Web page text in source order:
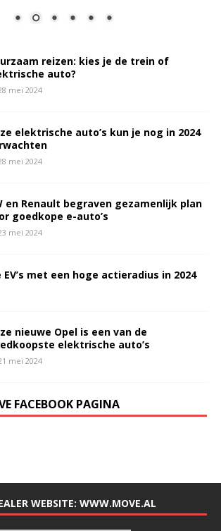
reizen: kies je de trein of
auto?
mei 2024
elektrische auto’s kun je nog in 2024
mei 2024
en Renault begraven gezamenlijk plan
goedkope e-auto’s
mei 2024
met een hoge actieradius in 2024
nieuwe Opel is een van de
elektrische auto’s
mei 2024
FACEBOOK PAGINA
WEBSITE: WWW.MOVE.AL